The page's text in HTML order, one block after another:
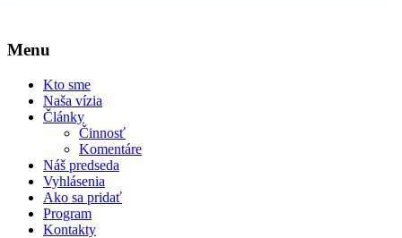
Menu
Kto sme
Naša vízia
Články
Činnosť
Komentáre
Náš predseda
Vyhlásenia
Ako sa pridať
Program
Kontakty